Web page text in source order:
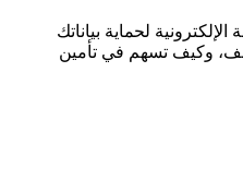
لحماية بياناتك
وكيف تسهم في تأمين